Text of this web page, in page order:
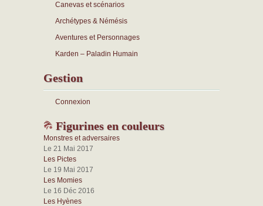
Canevas et scénarios
Archétypes & Némésis
Aventures et Personnages
Karden – Paladin Humain
Gestion
Connexion
Figurines en couleurs
Monstres et adversaires
Le 21 Mai 2017
Les Pictes
Le 19 Mai 2017
Les Momies
Le 16 Déc 2016
Les Hyènes